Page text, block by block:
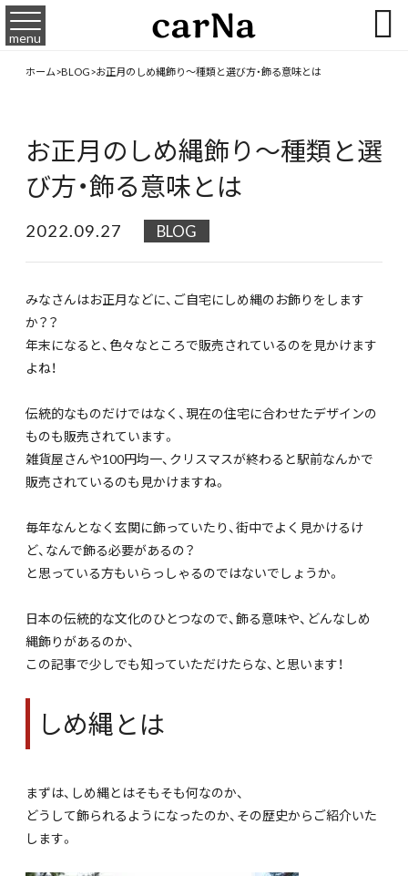
menu 
ホーム>BLOG>お正月のしめ縄飾り～種類と選び方・飾る意味とは
お正月のしめ縄飾り～種類と選
び方・飾る意味とは
2022.09.27 BLOG
みなさんはお正月などに、ご自宅にしめ縄のお飾りをします
か？？
年末になると、色々なところで販売されているのを見かけます
よね！
伝統的なものだけではなく、現在の住宅に合わせたデザインの
ものも販売されています。
雑貨屋さんや100円均一、クリスマスが終わると駅前なんかで
販売されているのも見かけますね。
毎年なんとなく玄関に飾っていたり、街中でよく見かけるけ
ど、なんで飾る必要があるの？
と思っている方もいらっしゃるのではないでしょうか。
日本の伝統的な文化のひとつなので、飾る意味や、どんなしめ
縄飾りがあるのか、
この記事で少しでも知っていただけたらな、と思います！
しめ縄とは
まずは、しめ縄とはそもそも何なのか、
どうして飾られるようになったのか、その歴史からご紹介いた
します。